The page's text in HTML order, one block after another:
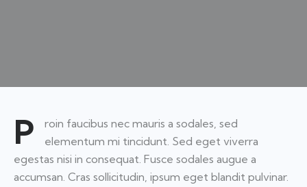
P
roin faucibus nec mauris a sodales, sed
elementum mi tincidunt. Sed eget viverra
egestas nisi in consequat. Fusce sodales augue a
accumsan. Cras sollicitudin, ipsum eget blandit pulvinar.